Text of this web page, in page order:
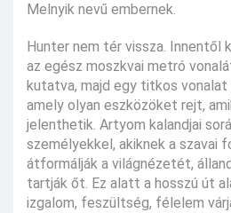
Melnyik nevű embernek.
Hunter nem tér vissza. Innentől
az egész moszkvai metró
kutatva, majd egy titkos vonalat
amely olyan eszközöket rejt,
jelenthetik. Artyom kalandjai
személyekkel, akiknek a szavai
átformálják a világnézetét,
tartják őt. Ez alatt a hosszú út
izgalom, feszültség, félelem